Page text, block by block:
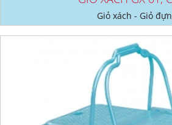
Giỏ xách - Giỏ